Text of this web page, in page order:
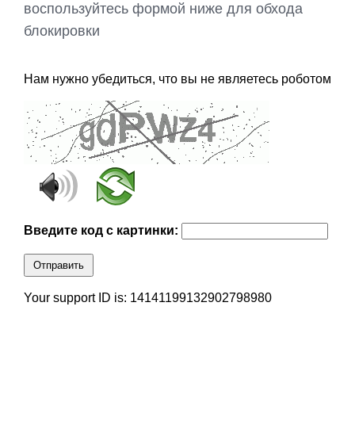
воспользуйтесь формой ниже для обхода
блокировки
Нам нужно убедиться, что вы не являетесь роботом
Введите код с картинки:
Отправить
Your support ID is: 14141199132902798980